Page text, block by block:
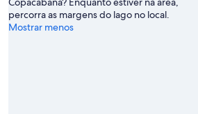
percorra as margens do lago no local.
Mostrar menos